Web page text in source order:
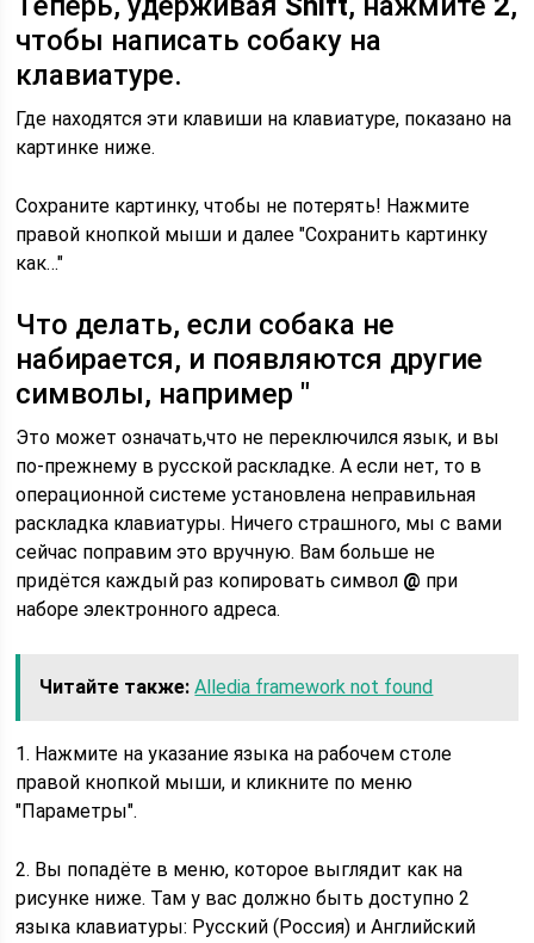
чтобы написать собаку на
клавиатуре.
Где находятся эти клавиши на клавиатуре, показано на
картинке ниже.
Сохраните картинку, чтобы не потерять! Нажмите
правой кнопкой мыши и далее "Сохранить картинку
как…"
Что делать, если собака не
набирается, и появляются другие
символы, например "
Это может означать,что не переключился язык, и вы
по-прежнему в русской раскладке. А если нет, то в
операционной системе установлена неправильная
раскладка клавиатуры. Ничего страшного, мы с вами
сейчас поправим это вручную. Вам больше не
придётся каждый раз копировать символ @ при
наборе электронного адреса.
Читайте также: Alledia framework not found
1. Нажмите на указание языка на рабочем столе
правой кнопкой мыши, и кликните по меню
"Параметры".
2. Вы попадёте в меню, которое выглядит как на
рисунке ниже. Там у вас должно быть доступно 2
языка клавиатуры: Русский (Россия) и Английский